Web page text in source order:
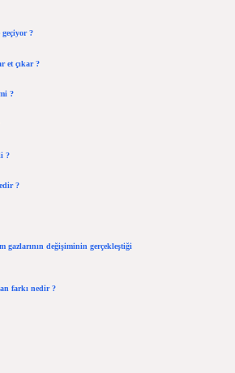
?
et çıkar ?
?
?
?
gazlarının değişiminin gerçekleştiği
farkı nedir ?